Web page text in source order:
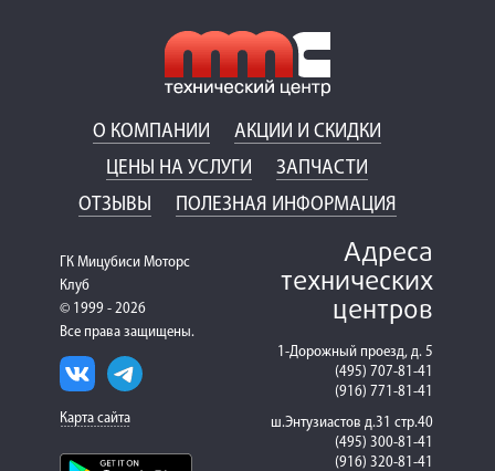
О КОМПАНИИ
АКЦИИ И СКИДКИ
ЦЕНЫ НА УСЛУГИ
ЗАПЧАСТИ
ОТЗЫВЫ
ПОЛЕЗНАЯ ИНФОРМАЦИЯ
ГК Мицубиси Моторс
Клуб
© 1999 - 2026
Все права защищены.
Карта сайта
Адреса
технических
центров
1-Дорожный проезд, д. 5
(495) 707-81-41
(916) 771-81-41
ш.Энтузиастов д.31 стр.40
(495) 300-81-41
(916) 320-81-41